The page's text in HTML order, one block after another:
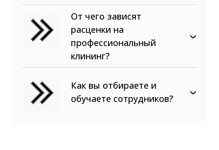
В сфере клининговых услуг
наша компания с 2015 года! Мы
предоставляем, как разовые
клининговые услуги (уборки,
промышленный альпинизм,
химчистки, спец. работы), так и
помещений и внешних
территорий жилых,
От чего зависят
расценки на
профессиональный
клининг?
Как вы отбираете и
обучаете сотрудников?